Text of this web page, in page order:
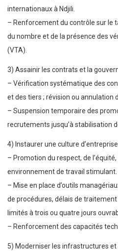
internationaux à Ndjili.
– Renforcement du contrôle sur le
du nombre et de la présence des
(VTA).
3) Assainir les contrats et la
– Vérification systématique des
et des tiers ; révision ou annulation
– Suspension temporaire des
recrutements jusqu’à stabilisation
4) Instaurer une culture
– Promotion du respect, de
environnement de travail stimulant.
– Mise en place d’outils
de procédures, délais de
limités à trois ou quatre jours
– Renforcement des capacités
5) Moderniser les infrastructures